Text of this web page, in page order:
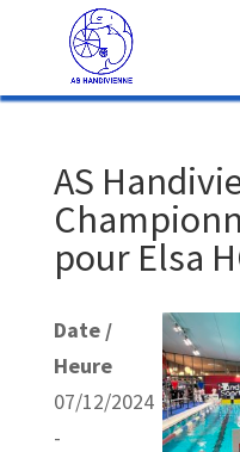
AS
pour Elsa
Date /
Heure
07/12/2024
-